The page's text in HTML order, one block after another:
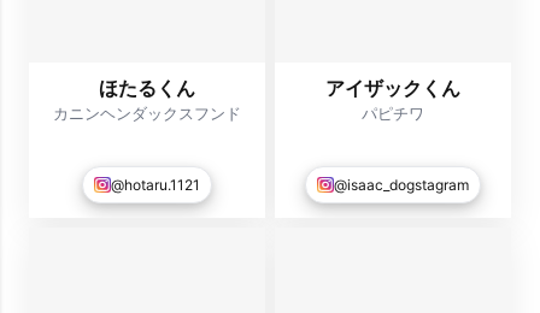
ほたるくん
カニンヘンダックスフンド
@hotaru.1121
アイザックくん
パピチワ
@isaac_dogstagram